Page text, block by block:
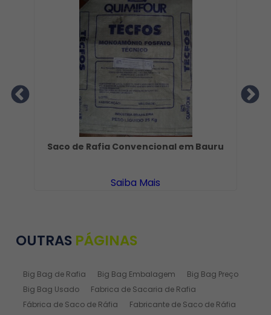
Saco de Rafia Convencional em Bauru
Saiba Mais
OUTRAS PÁGINAS
Big Bag de Rafia Big Bag Embalagem
Big Bag Preço
Big Bag Usado
Fabrica de Sacaria de Rafia
Fábrica de Saco de Ráfia
Fabricante de Saco de Ráfia